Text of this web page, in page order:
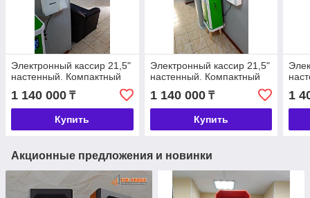
Электронный кассир 21,5"
настенный. Компактный
1 140 000 ₸
Купить
Электронный кассир 21,5"
настенный. Компактный
1 140 000₸
Купить
1
Акционные предложения и новинки